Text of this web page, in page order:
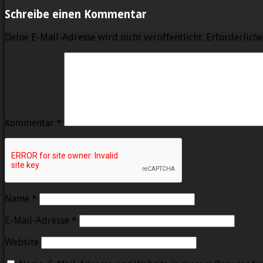
Schreibe einen Kommentar
Deine E-Mail-Adresse wird nicht veröffentlicht.
Kommentar *
Name *
E-Mail-Adresse *
Website